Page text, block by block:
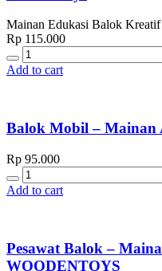
Mainan Edukasi Balok Kreatif
Rp 115.000
Quantity
Add to cart
Balok Mobil – Mainan
Rp 95.000
Quantity
Add to cart
Pesawat Balok –
WOODENTOYS